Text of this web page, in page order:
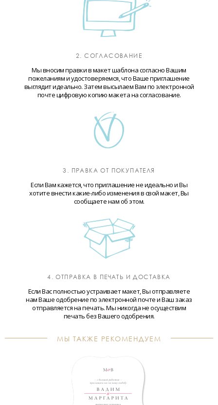
2. СОГЛАСОВАНИЕ
Мы вносим правки в макет шаблона согласно Вашим
пожеланиям и удостоверяемся, что Ваше приглашение
выглядит идеально. Затем высылаем Вам по электронной
почте цифровую копию макета на согласование.
3. ПРАВКА ОТ ПОКУПАТЕЛЯ
Если Вам кажется, что приглашение не идеально и Вы
хотите внести какие-либо изменения в свой макет, Вы
сообщаете нам об этом.
4. ОТПРАВКА В ПЕЧАТЬ И ДОСТАВКА
Если Вас полностью устраивает макет, Вы отправляете
нам Ваше одобрение по электронной почте и Ваш заказ
отправляется на печать. Мы никогда не осуществим
печать без Вашего одобрения.
МЫ ТАКЖЕ РЕКОМЕНДУЕМ